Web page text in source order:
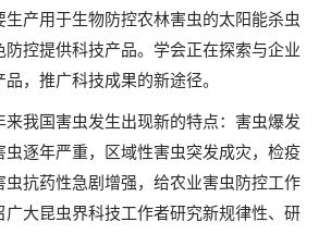
生产用于生物防控农林害虫的太阳能杀虫
防控提供科技产品。学会正在探索与企业
，推广科技成果的新途径。
来我国害虫发生出现新的特点：害虫爆发
虫逐年严重，区域性害虫突发成灾，检疫
虫抗药性急剧增强，给农业害虫防控工作
广大昆虫界科技工作者研究新规律性、研